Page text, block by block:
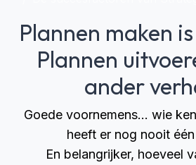
Plannen maken
Plannen
ander
Goede voornemens... wie
heeft er nog nooit
En belangrijker, hoeveel